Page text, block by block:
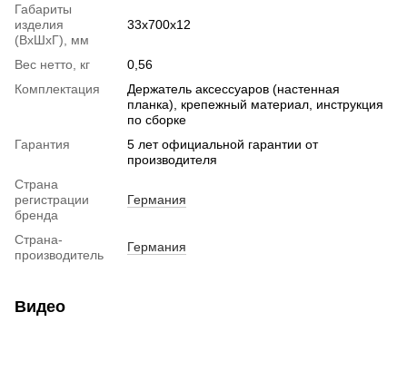
Габариты
изделия
(ВхШхГ), мм
33х700х12
Вес нетто, кг
0,56
Комплектация
Держатель аксессуаров (настенная
планка), крепежный материал, инструкция
по сборке
Гарантия
5 лет официальной гарантии от
производителя
Страна
регистрации
бренда
Германия
Страна-
производитель
Германия
Видео